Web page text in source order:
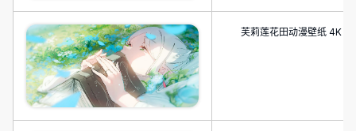
芙莉莲花田动漫壁纸 4K